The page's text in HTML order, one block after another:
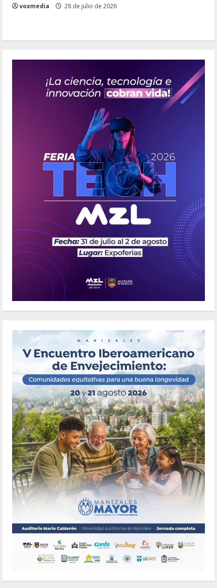
voxmedia 28 de julio de 2026